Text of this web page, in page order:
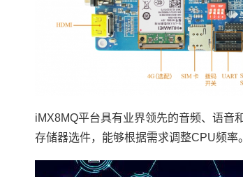
iMX8MQ平台具有业界领先的音频、语音
存储器选件，能够根据需求调整CPU频率